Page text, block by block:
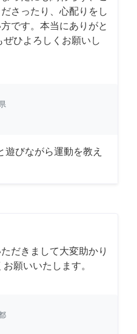
さったり、心配りをし
です。本当にありがと
ぜひよろしくお願いし
遊びながら運動を教え
だきまして大変助かり
願いいたします。